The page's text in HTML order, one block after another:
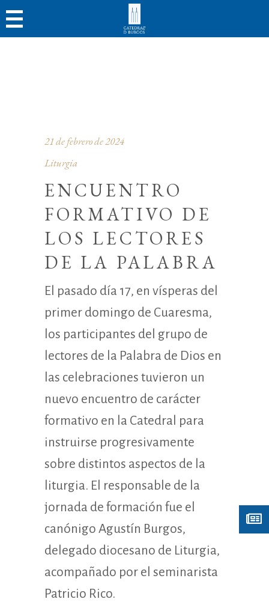
21 de febrero de 2024
Liturgia
ENCUENTRO
FORMATIVO DE
LOS LECTORES
DE LA PALABRA
El pasado día 17, en vísperas del
primer domingo de Cuaresma,
los participantes del grupo de
lectores de la Palabra de Dios en
las celebraciones tuvieron un
nuevo encuentro de carácter
formativo en la Catedral para
instruirse progresivamente
sobre distintos aspectos de la
liturgia. El responsable de la
jornada de formación fue el
canónigo Agustín Burgos,
delegado diocesano de Liturgia,
acompañado por el seminarista
Patricio Rico.